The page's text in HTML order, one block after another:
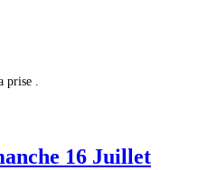
.
16 Juillet